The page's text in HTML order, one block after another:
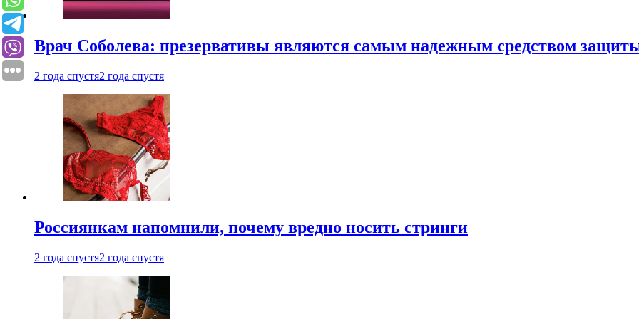
Врач Соболева: презервативы являются самым надежным средством
2 года спустя2 года спустя
Россиянкам напомнили, почему вредно носить стринги
2 года спустя2 года спустя